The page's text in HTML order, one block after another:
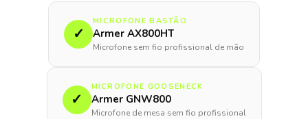
✓
MICROFONE BASTÃO
Armer AX800HT
Microfone sem fio profissional de mão
✓
MICROFONE GOOSENECK
Armer GNW800
Microfone de mesa sem fio profissional